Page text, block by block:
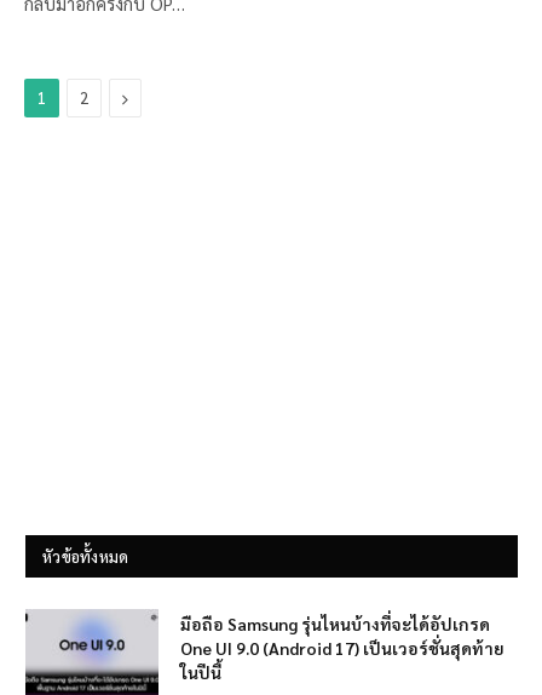
1 2 Next
หัวข้อทั้งหมด
มือถือ Samsung รุ่นไหนบ้างที่จะได้อัปเกรด
One UI 9.0 (Android 17) เป็นเวอร์ชั่นสุดท้าย
ในปีนี้